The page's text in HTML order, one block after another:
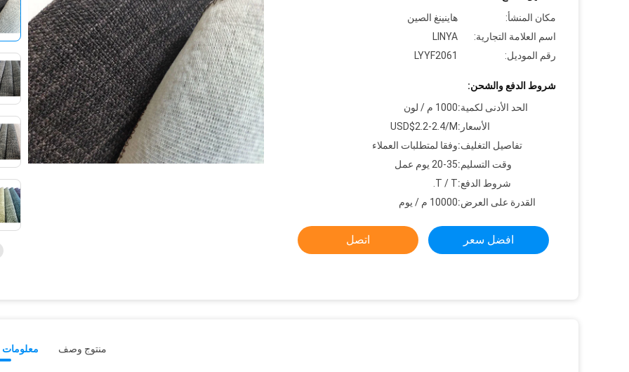
مكان المنشأ:
هاينينغ الصين
اسم العلامة التجارية:
LINYA
رقم الموديل:
LYYF2061
شروط الدفع والشحن:
الحد الأدنى لكمية:1000 م / لون
الأسعار:USD$2.2-2.4/M
تفاصيل التغليف:وفقا لمتطلبات العملاء
وقت التسليم:20-35 يوم عمل
شروط الدفع:T / T.
القدرة على العرض:10000 م / يوم
افضل سعر اتصل
معلومات منتوج وصف